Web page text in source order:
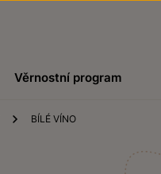
Věrnostní program
BÍLÉ VÍNO